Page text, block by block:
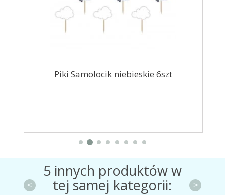
Piki Samolocik niebieskie 6szt
5 innych produktów w
tej samej kategorii:
< >